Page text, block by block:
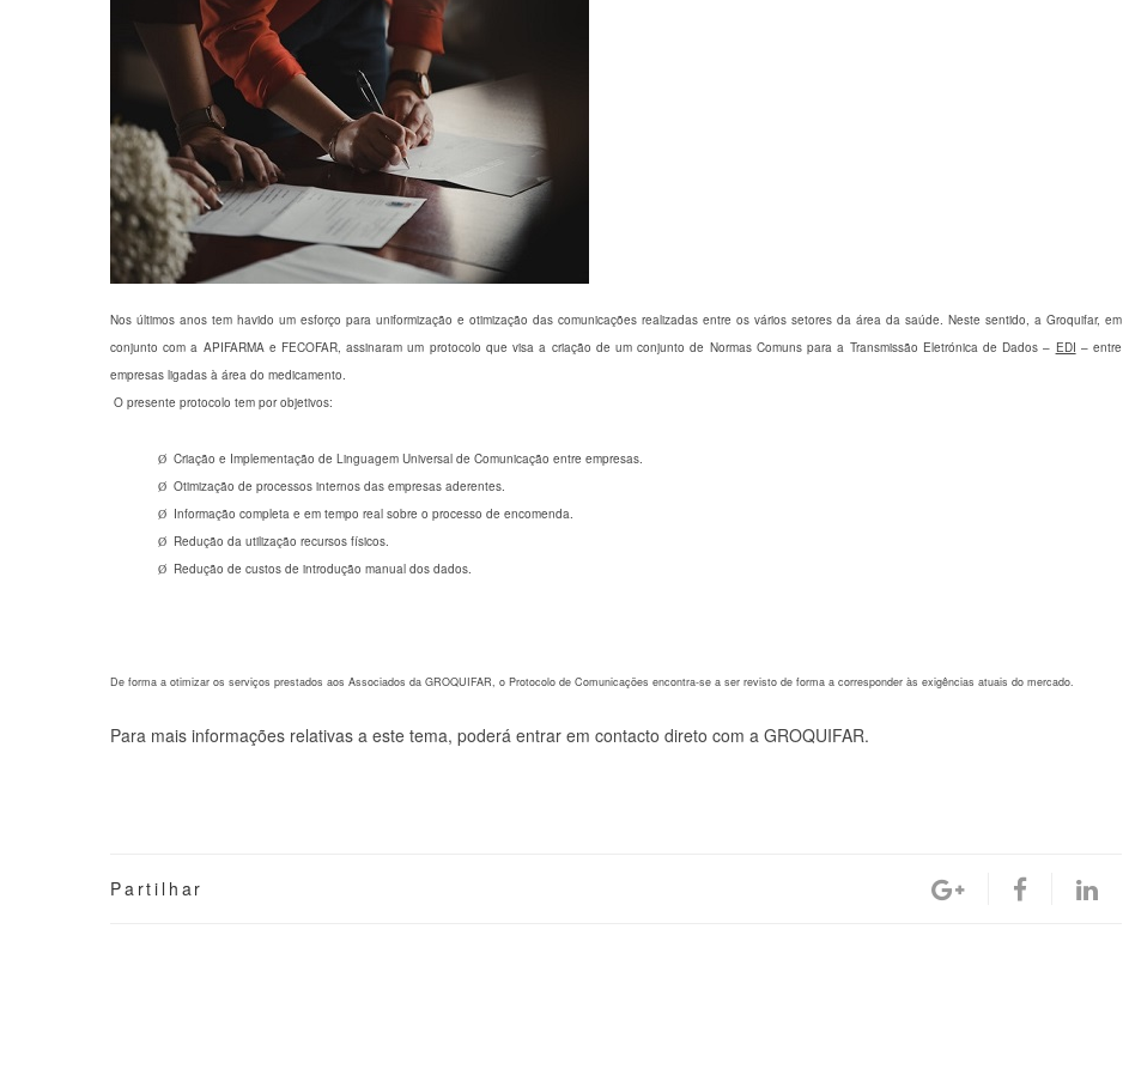
Nos últimos anos tem havido um esforço para uniformização e otimização das comunicações realizadas entre os vários setores da área da saúde. Neste sentido, a Groquifar, em
conjunto com a APIFARMA e FECOFAR, assinaram um protocolo que visa a criação de um conjunto de Normas Comuns para a Transmissão Eletrónica de Dados – EDI – entre
empresas ligadas à área do medicamento.
O presente protocolo tem por objetivos:
Ø Criação e Implementação de Linguagem Universal de Comunicação entre empresas.
Ø Otimização de processos internos das empresas aderentes.
Ø Informação completa e em tempo real sobre o processo de encomenda.
Ø Redução da utilização recursos físicos.
Ø Redução de custos de introdução manual dos dados.
De forma a otimizar os serviços prestados aos Associados da GROQUIFAR, o Protocolo de Comunicações encontra-se a ser revisto de forma a corresponder às exigências atuais do mercado.
Para mais informações relativas a este tema, poderá entrar em contacto direto com a GROQUIFAR.
Partilhar